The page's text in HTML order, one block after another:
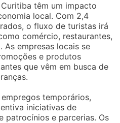
têm um impacto
local. Com 2,4
o fluxo de turistas irá
comércio, restaurantes,
As empresas locais se
e produtos
que vêm em busca de
temporários,
iniciativas de
patrocínios e parcerias. Os